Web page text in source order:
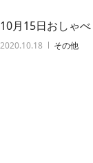
10月15日おしゃ
2020.10.18 その他